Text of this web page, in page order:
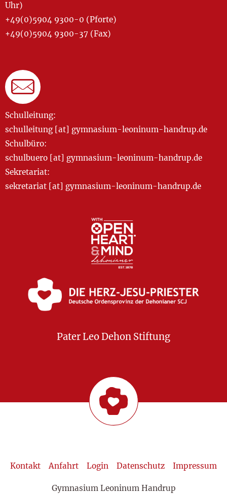
Uhr)
+49(0)5904 9300-0 (Pforte)
+49(0)5904 9300-37 (Fax)
Schulleitung:
schulleitung [at] gymnasium-leoninum-handrup.de
Schulbüro:
schulbuero [at] gymnasium-leoninum-handrup.de
Sekretariat:
sekretariat [at] gymnasium-leoninum-handrup.de
Pater Leo Dehon Stiftung
Kontakt Anfahrt Login Datenschutz Impressum
Gymnasium Leoninum Handrup